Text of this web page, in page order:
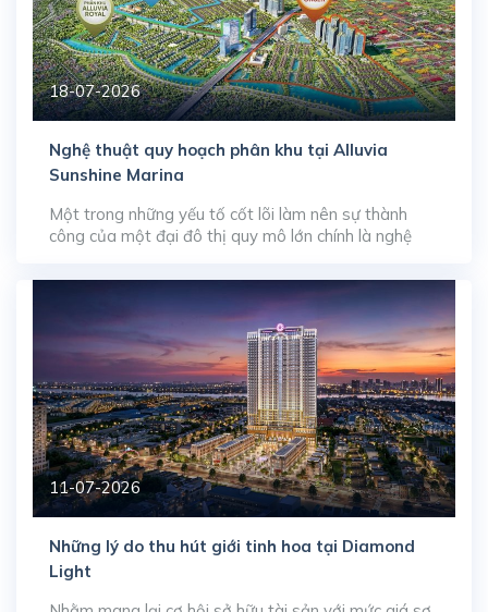
18-07-2026
Nghệ thuật quy hoạch phân khu tại Alluvia
Sunshine Marina
Một trong những yếu tố cốt lõi làm nên sự thành
công của một đại đô thị quy mô lớn chính là nghệ
Tại đại dự án Alluvia City, phân khu mở màn Alluvia
Sunshine Marina rộng 55 ha đang chứng minh tư duy
11-07-2026
Những lý do thu hút giới tinh hoa tại Diamond
Light